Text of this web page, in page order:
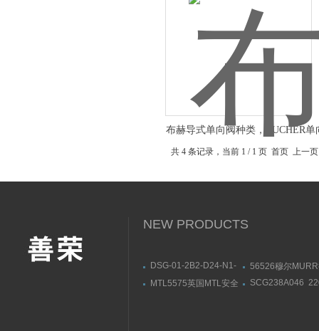
布赫导式单向阀种类，BUCHER
共 4 条记录，当前 1 / 1 页 首页 上
NEW PRODUCTS
DSG-01-2B2-D24-N1-
件一览
56526穆尔
模块安装连接尺寸
MTL5575英国MTL安全
SCG238A046